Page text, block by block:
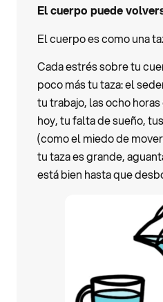
El cuerpo puede
El cuerpo es como una
Cada estrés sobre tu
poco más tu taza: el
tu trabajo, las ocho
hoy, tu falta de sueño,
(como el miedo de
tu taza es grande,
está bien hasta que